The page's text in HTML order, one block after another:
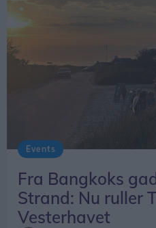
Events
Fra Bangkoks
Strand: Nu ruller
Vesterhavet